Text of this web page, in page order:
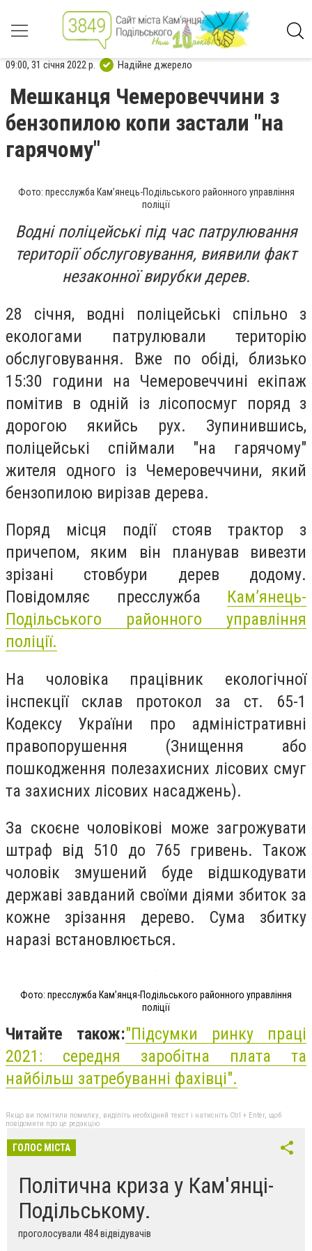
09:00, 31 січня 2022 р. Надійне джерело
Мешканця Чемеровеччини з
бензопилою копи застали "на
гарячому"
Фото: пресслужба Кам’янець-Подільського районного управління
поліції
Водні поліцейські під час патрулювання
території обслуговування, виявили факт
незаконної вирубки дерев.
28 січня, водні поліцейські спільно з
екологами патрулювали територію
обслуговування. Вже по обіді, близько
15:30 години на Чемеровеччині екіпаж
помітив в одній із лісопосмуг поряд з
дорогою якийсь рух. Зупинившись,
поліцейські спіймали "на гарячому"
жителя одного із Чемеровеччини, який
бензопилою вирізав дерева.
Поряд місця події стояв трактор з
причепом, яким він планував вивезти
зрізані стовбури дерев додому.
Повідомляє пресслужба Кам’янець-
Подільського районного управління
поліції.
На чоловіка працівник екологічної
інспекції склав протокол за ст. 65-1
Кодексу України про адміністративні
правопорушення (Знищення або
пошкодження полезахисних лісових смуг
та захисних лісових насаджень).
За скоєне чоловікові може загрожувати
штраф від 510 до 765 гривень. Також
чоловік змушений буде відшкодувати
державі завданий своїми діями збиток за
кожне зрізання дерево. Сума збитку
наразі встановлюється.
Фото: пресслужба Кам’янця-Подільського районного управління
поліції
Читайте також:"Підсумки ринку праці
2021: середня заробітна плата та
найбільш затребуванні фахівці".
Якщо ви помітили помилку, виділіть необхідний текст і натисніть Ctrl + Enter, щоб
повідомити про це редакцію
ГОЛОС МІСТА
Політична криза у Кам'янці-
Подільському.
проголосували 484 відвідувачів